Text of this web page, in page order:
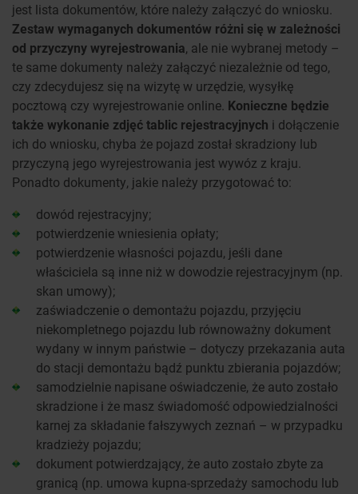
jest lista dokumentów, które należy załączyć do wniosku.
Zestaw wymaganych dokumentów różni się w zależności
od przyczyny wyrejestrowania, ale nie wybranej metody –
te same dokumenty należy załączyć niezależnie od tego,
czy zdecydujesz się na wizytę w urzędzie, wysyłkę
pocztową czy wyrejestrowanie online. Konieczne będzie
także wykonanie zdjęć tablic rejestracyjnych i dołączenie
ich do wniosku, chyba że pojazd został skradziony lub
przyczyną jego wyrejestrowania jest wywóz z kraju.
Ponadto dokumenty, jakie należy przygotować to:
dowód rejestracyjny;
potwierdzenie wniesienia opłaty;
potwierdzenie własności pojazdu, jeśli dane
właściciela są inne niż w dowodzie rejestracyjnym (np.
skan umowy);
zaświadczenie o demontażu pojazdu, przyjęciu
niekompletnego pojazdu lub równoważny dokument
wydany w innym państwie – dotyczy przekazania auta
do stacji demontażu bądź punktu zbierania pojazdów;
samodzielnie napisane oświadczenie, że auto zostało
skradzione i że masz świadomość odpowiedzialności
karnej za składanie fałszywych zeznań – w przypadku
kradzieży pojazdu;
dokument potwierdzający, że auto zostało zbyte za
granicą (np. umowa kupna-sprzedaży samochodu lub